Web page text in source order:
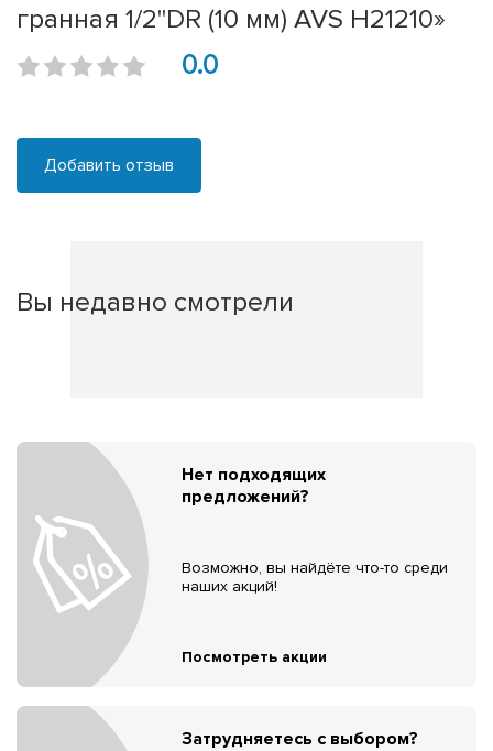
гранная 1/2''DR (10 мм) AVS H21210»
0.0
Добавить отзыв
Вы недавно смотрели
Нет подходящих
предложений?
Возможно, вы найдёте что-то среди
наших акций!
Посмотреть акции
Затрудняетесь с выбором?